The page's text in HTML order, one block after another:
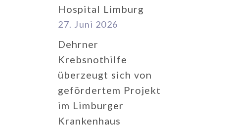
Hospital Limburg
27. Juni 2026
Dehrner
Krebsnothilfe
überzeugt sich von
gefördertem Projekt
im Limburger
Krankenhaus